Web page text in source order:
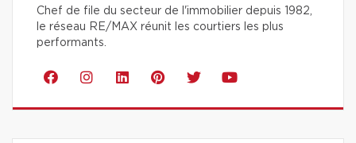
Chef de file du secteur de l'immobilier depuis 1982,
le réseau RE/MAX réunit les courtiers les plus
performants.